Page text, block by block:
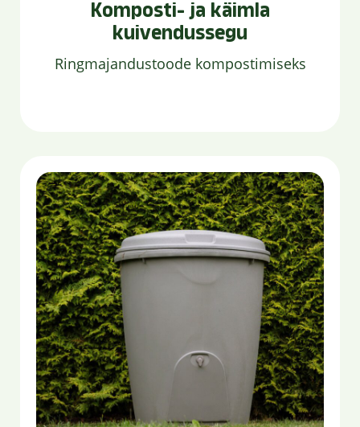
Komposti- ja käimla
kuivendussegu
Ringmajandustoode kompostimiseks